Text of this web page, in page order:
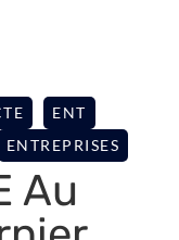
ENT
ENTREPRISES
Au